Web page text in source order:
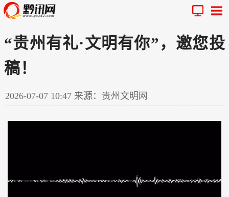
“贵州有礼·文明有你”，邀您投
稿！
2026-07-07 10:47 来源：贵州文明网